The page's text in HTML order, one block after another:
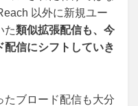
以外に新規ユー
た類似拡張配信も、今
信にシフトしていき
たブロード配信も大分